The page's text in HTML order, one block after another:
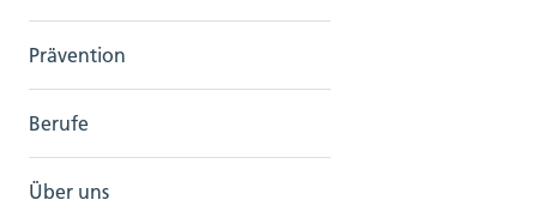
Prävention
Berufe
Über uns